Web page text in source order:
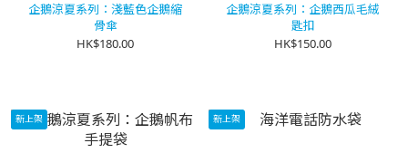
企鵝涼夏系列：淺藍色企鵝縮
骨傘
HK$180.00
企鵝涼夏系列：企鵝西瓜毛絨
匙扣
HK$150.00
新上架 新上架